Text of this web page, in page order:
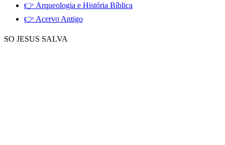
👉 Arqueologia e História Bíblica
👉 Acervo Antigo
SO JESUS SALVA